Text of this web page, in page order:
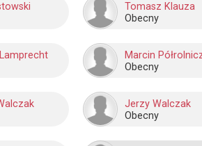
Tomasz Klauza
Obecny
Marcin
Obecny
Jerzy Walczak
Obecny